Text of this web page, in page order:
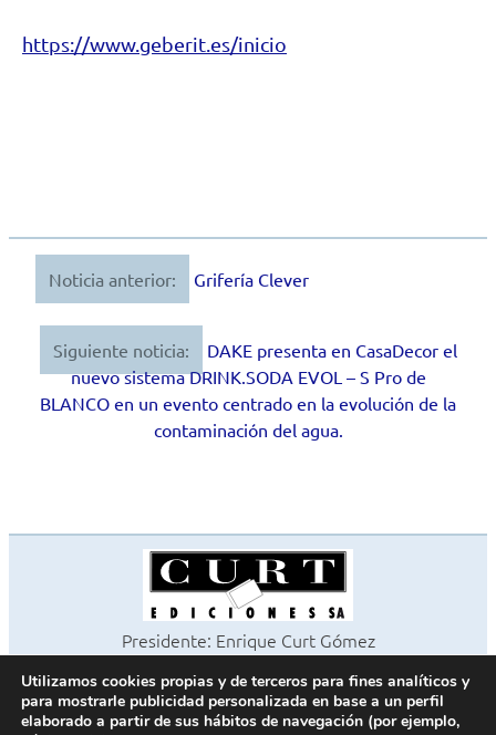
https://www.geberit.es/inicio
Navegación
entradas
Noticia anterior: Grifería Clever
Siguiente noticia:
DAKE presenta en CasaDecor el
nuevo sistema DRINK.SODA EVOL – S Pro de
BLANCO en un evento centrado en la evolución de la
contaminación del agua.
Presidente: Enrique Curt Gómez
©2026 Revista Cocinas y Baños
Todos los derechos reservados
Utilizamos cookies propias y de terceros para fines analíticos y
para mostrarle publicidad personalizada en base a un perfil
elaborado a partir de sus hábitos de navegación (por ejemplo,